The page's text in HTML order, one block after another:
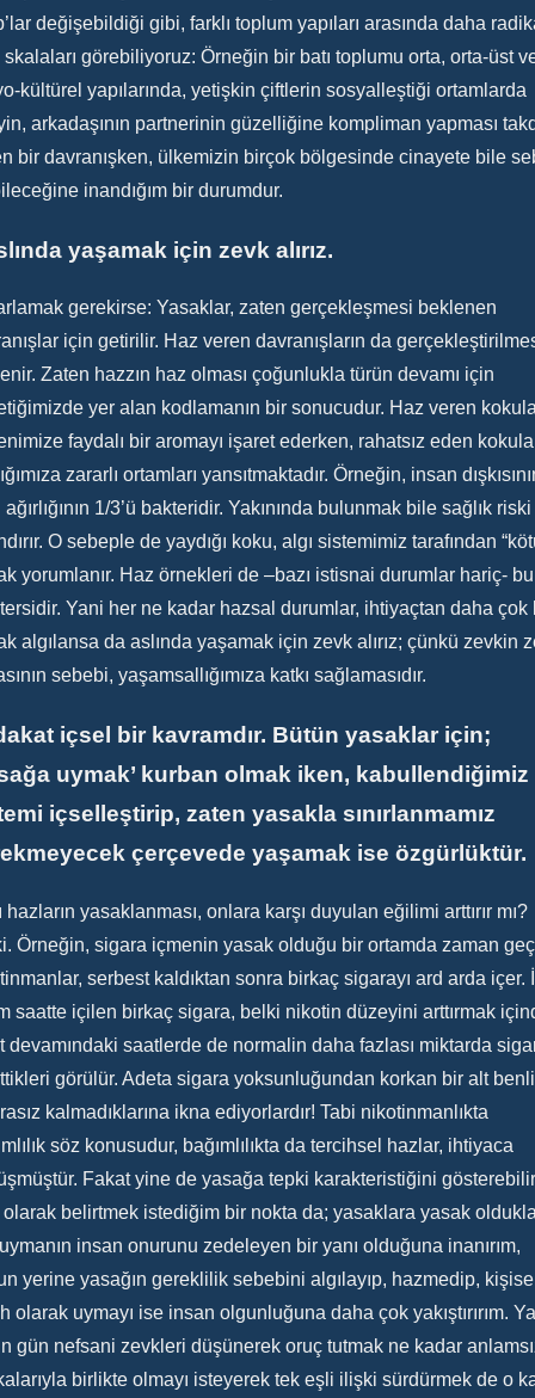
değişebildiği gibi, farklı toplum yapıları arasında daha
skalaları görebiliyoruz: Örneğin bir batı toplumu orta, orta-üst
kültürel yapılarında, yetişkin çiftlerin sosyalleştiği ortamlarda
arkadaşının partnerinin güzelliğine kompliman yapması
bir davranışken, ülkemizin birçok bölgesinde cinayete bile
inandığım bir durumdur.
yaşamak için zevk alırız.
gerekirse: Yasaklar, zaten gerçekleşmesi beklenen
için getirilir. Haz veren davranışların da
Zaten hazzın haz olması çoğunlukla türün devamı için
yer alan kodlamanın bir sonucudur. Haz veren
faydalı bir aromayı işaret ederken, rahatsız eden
zararlı ortamları yansıtmaktadır. Örneğin, insan
1/3’ü bakteridir. Yakınında bulunmak bile sağlık riski
O sebeple de yaydığı koku, algı sistemimiz tarafından
yorumlanır. Haz örnekleri de –bazı istisnai durumlar hariç-
Yani her ne kadar hazsal durumlar, ihtiyaçtan daha çok
algılansa da aslında yaşamak için zevk alırız; çünkü zevkin
sebebi, yaşamsallığımıza katkı sağlamasıdır.
içsel bir kavramdır. Bütün yasaklar için;
uymak’ kurban olmak iken, kabullendiğimiz
içselleştirip, zaten yasakla sınırlanmamız
çerçevede yaşamak ise özgürlüktür.
hazların yasaklanması, onlara karşı duyulan eğilimi arttırır mı?
Örneğin, sigara içmenin yasak olduğu bir ortamda zaman
serbest kaldıktan sonra birkaç sigarayı ard arda içer.
saatte içilen birkaç sigara, belki nikotin düzeyini arttırmak
devamındaki saatlerde de normalin daha fazlası miktarda
görülür. Adeta sigara yoksunluğundan korkan bir alt
kalmadıklarına ikna ediyorlardır! Tabi nikotinmanlıkta
söz konusudur, bağımlılıkta da tercihsel hazlar, ihtiyaca
Fakat yine de yasağa tepki karakteristiğini
belirtmek istediğim bir nokta da; yasaklara yasak
insan onurunu zedeleyen bir yanı olduğuna inanırım,
yerine yasağın gereklilik sebebini algılayıp, hazmedip,
olarak uymayı ise insan olgunluğuna daha çok yakıştırırım.
gün nefsani zevkleri düşünerek oruç tutmak ne kadar
birlikte olmayı isteyerek tek eşli ilişki sürdürmek de o